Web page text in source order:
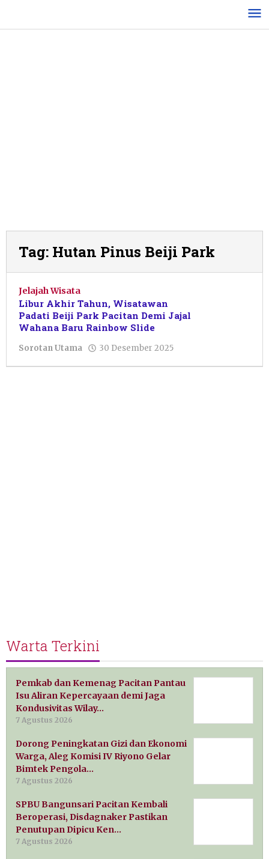
konten
Tag: Hutan Pinus Beiji Park
Jelajah Wisata
Libur Akhir Tahun, Wisatawan
Padati Beiji Park Pacitan Demi Jajal
Wahana Baru Rainbow Slide
Sorotan Utama 30 Desember 2025
Adi
Warta Terkini
Pemkab dan Kemenag Pacitan Pantau
Isu Aliran Kepercayaan demi Jaga
Kondusivitas Wilay…
7 Agustus 2026
Dorong Peningkatan Gizi dan Ekonomi
Warga, Aleg Komisi IV Riyono Gelar
Bimtek Pengola…
7 Agustus 2026
SPBU Bangunsari Pacitan Kembali
Beroperasi, Disdagnaker Pastikan
Penutupan Dipicu Ken…
7 Agustus 2026